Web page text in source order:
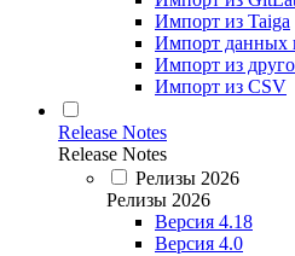
Импорт из Taiga
Импорт данных
Импорт из
Импорт из CSV
Release Notes
Release Notes
Релизы 2026
Релизы 2026
Версия 4.18
Версия 4.0